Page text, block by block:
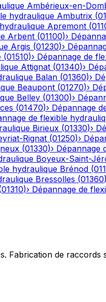
Ambérieux-en-
hydraulique Ambutrix (
Apremont (
Arbent (01100)›
Argis (01230)›
(01510)› Dépannage de
Attignat (01340)›
Balan (01360)›
Beaupont (01270)›
Belley (01300)›
(01470)› Dépannage
de flexible
Birieux (01330)›
Rignat (01250)›
(01330)› Dépannage
Boyeux-Saint-
hydraulique Brénod (
Bressolles (01360)
01310)› Dépannage de
Fabrication de